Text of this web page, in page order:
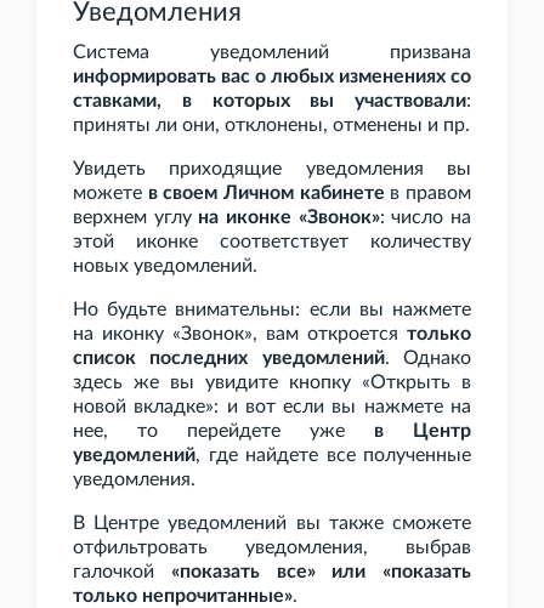
Уведомления
Система уведомлений призвана
информировать вас о любых изменениях со
ставками, в которых вы участвовали:
приняты ли они, отклонены, отменены и пр.
Увидеть приходящие уведомления вы
можете в своем Личном кабинете в правом
верхнем углу на иконке «Звонок»: число на
этой иконке соответствует количеству
новых уведомлений.
Но будьте внимательны: если вы нажмете
на иконку «Звонок», вам откроется только
список последних уведомлений. Однако
здесь же вы увидите кнопку «Открыть в
новой вкладке»: и вот если вы нажмете на
нее, то перейдете уже в Центр
уведомлений, где найдете все полученные
уведомления.
В Центре уведомлений вы также сможете
отфильтровать уведомления, выбрав
галочкой «показать все» или «показать
только непрочитанные».